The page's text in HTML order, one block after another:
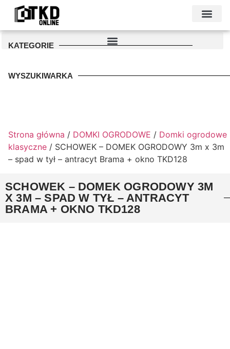
KATEGORIE
WYSZUKIWARKA
Strona główna / DOMKI OGRODOWE / Domki ogrodowe
klasyczne / SCHOWEK – DOMEK OGRODOWY 3m x 3m
– spad w tył – antracyt Brama + okno TKD128
SCHOWEK – DOMEK OGRODOWY 3M
X 3M – SPAD W TYŁ – ANTRACYT
BRAMA + OKNO TKD128